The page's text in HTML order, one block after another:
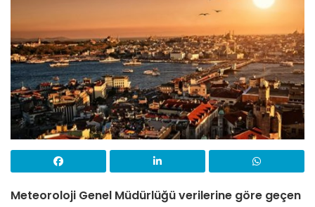
Meteoroloji Genel Müdürlüğü verilerine göre geçen